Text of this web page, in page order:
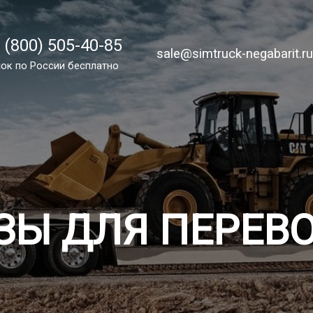
(800) 505-40-85
по РФ бесплатно
sale@simtruck-negabarit.ru
(800) 505-40-85
по России бесплатно
sale@simtruck-negabarit.ru
ДЛЯ